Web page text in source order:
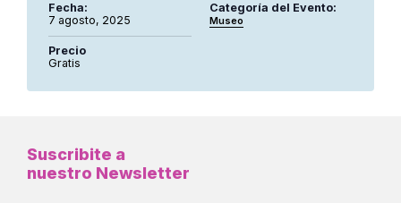
Fecha:
7 agosto, 2025
Categoría del Evento:
Museo
Precio
Gratis
Suscribite a
nuestro Newsletter